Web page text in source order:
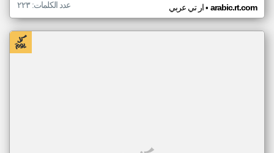
ار تي عربي• arabic.rt.com عدد الكلمات: ٢٢٣